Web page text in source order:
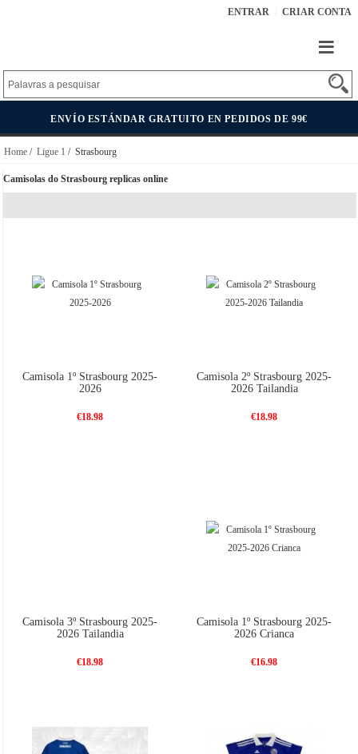
ENTRAR CRIAR CONTA
ENVÍO ESTÁNDAR GRATUITO EN PEDIDOS DE 99€
Home / Ligue 1 / Strasbourg
Camisolas do Strasbourg replicas online
Camisola 1º Strasbourg 2025-
2026
€18.98
Camisola 2º Strasbourg 2025-
2026 Tailandia
€18.98
Camisola 3º Strasbourg 2025-
2026 Tailandia
€18.98
Camisola 1º Strasbourg 2025-
2026 Crianca
€16.98